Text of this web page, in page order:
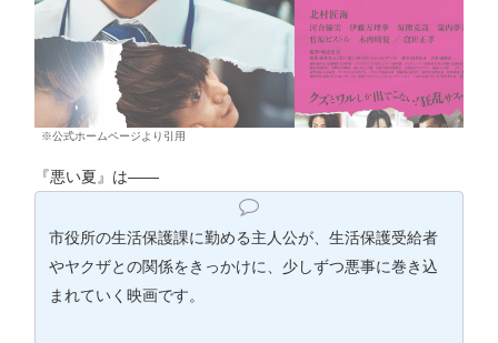
※公式ホームページより引用
『悪い夏』は——
市役所の生活保護課に勤める主人公が、生活保護受給者
やヤクザとの関係をきっかけに、少しずつ悪事に巻き込
まれていく映画です。